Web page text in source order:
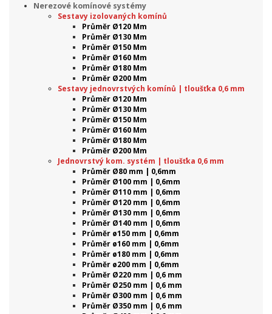
Nerezové komínové systémy
Sestavy izolovaných komínů
Průměr Ø120 Mm
Průměr Ø130 Mm
Průměr Ø150 Mm
Průměr Ø160 Mm
Průměr Ø180 Mm
Průměr Ø200 Mm
Sestavy jednovrstvých komínů | tloušťka 0,6 mm
Průměr Ø120 Mm
Průměr Ø130 Mm
Průměr Ø150 Mm
Průměr Ø160 Mm
Průměr Ø180 Mm
Průměr Ø200 Mm
Jednovrstvý kom. systém | tloušťka 0,6 mm
Průměr Ø80 mm | 0,6mm
Průměr Ø100 mm | 0,6mm
Průměr Ø110 mm | 0,6mm
Průměr Ø120 mm | 0,6mm
Průměr Ø130 mm | 0,6mm
Průměr Ø140 mm | 0,6mm
Průměr ø150 mm | 0,6mm
Průměr ø160 mm | 0,6mm
Průměr ø180 mm | 0,6mm
Průměr ø200 mm | 0,6mm
Průměr Ø220 mm | 0,6 mm
Průměr Ø250 mm | 0,6 mm
Průměr Ø300 mm | 0,6 mm
Průměr Ø350 mm | 0,6 mm